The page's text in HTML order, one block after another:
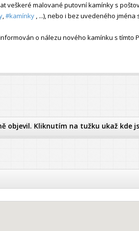
veškeré malované putovní kamínky s
#kamínky , ...), nebo i bez uvedeného
o nálezu nového kamínku s tímto
objevil. Kliknutím na tužku ukaž kde